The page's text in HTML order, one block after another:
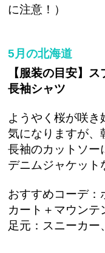
に注意！）
5月の北海道
【服装の目安】
長袖シャツ
ようやく桜が咲き
気になりますが、
長袖のカットソー
デニムジャケット
おすすめコーデ：
カート＋マウンテ
足元：スニーカ